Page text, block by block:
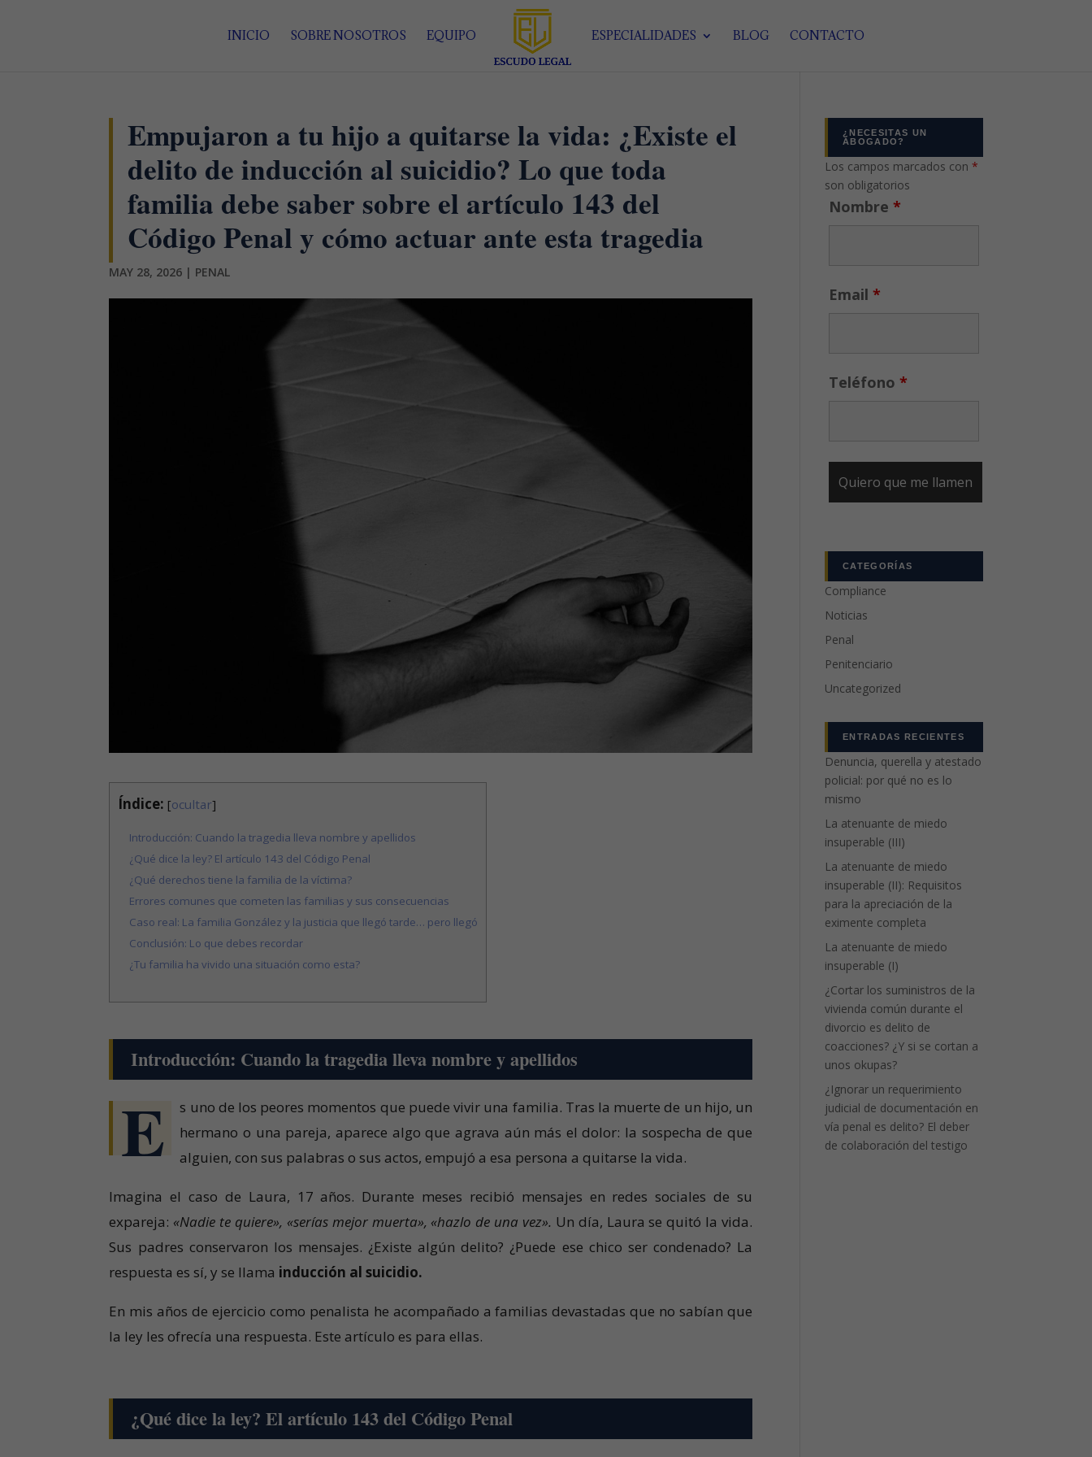
INICIO SOBRE NOSOTROS EQUIPO ESPECIALIDADES BLOG CONTACTO
Empujaron a tu hijo a quitarse la vida: ¿Existe el
delito de inducción al suicidio? Lo que toda
familia debe saber sobre el artículo 143 del
Código Penal y cómo actuar ante esta tragedia
MAY 28, 2026 | PENAL
Índice: [ocultar]
Introducción: Cuando la tragedia lleva nombre y apellidos
¿Qué dice la ley? El artículo 143 del Código Penal
¿Qué derechos tiene la familia de la víctima?
Errores comunes que cometen las familias y sus consecuencias
Caso real: La familia González y la justicia que llegó tarde… pero llegó
Conclusión: Lo que debes recordar
¿Tu familia ha vivido una situación como esta?
Introducción: Cuando la tragedia lleva nombre y apellidos
E
s uno de los peores momentos que puede vivir una familia. Tras la muerte de un hijo, un
hermano o una pareja, aparece algo que agrava aún más el dolor: la sospecha de que
alguien, con sus palabras o sus actos, empujó a esa persona a quitarse la vida.
Imagina el caso de Laura, 17 años. Durante meses recibió mensajes en redes sociales de su
expareja: «Nadie te quiere», «serías mejor muerta», «hazlo de una vez». Un día, Laura se quitó la vida.
Sus padres conservaron los mensajes. ¿Existe algún delito? ¿Puede ese chico ser condenado? La
respuesta es sí, y se llama inducción al suicidio.
En mis años de ejercicio como penalista he acompañado a familias devastadas que no sabían que
la ley les ofrecía una respuesta. Este artículo es para ellas.
¿Qué dice la ley? El artículo 143 del Código Penal
¿NECESITAS UN
ABOGADO?
Los campos marcados con*
son obligatorios
Nombre*
Email*
Teléfono*
CATEGORÍAS
Compliance
Noticias
Penal
Penitenciario
Uncategorized
ENTRADAS RECIENTES
Denuncia, querella y atestado
policial: por qué no es lo
mismo
La atenuante de miedo
insuperable (III)
La atenuante de miedo
insuperable (II): Requisitos
para la apreciación de la
eximente completa
La atenuante de miedo
insuperable (I)
¿Cortar los suministros de la
vivienda común durante el
divorcio es delito de
coacciones? ¿Y si se cortan a
unos okupas?
¿Ignorar un requerimiento
judicial de documentación en
vía penal es delito? El deber
de colaboración del testigo